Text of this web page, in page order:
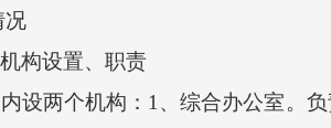
设置、职责
两个机构：1、综合办公室。负